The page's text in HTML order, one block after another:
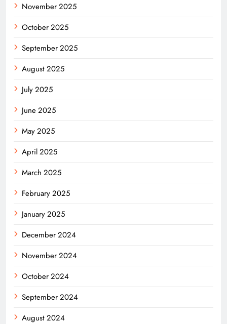
November 2025
October 2025
September 2025
August 2025
July 2025
June 2025
May 2025
April 2025
March 2025
February 2025
January 2025
December 2024
November 2024
October 2024
September 2024
August 2024